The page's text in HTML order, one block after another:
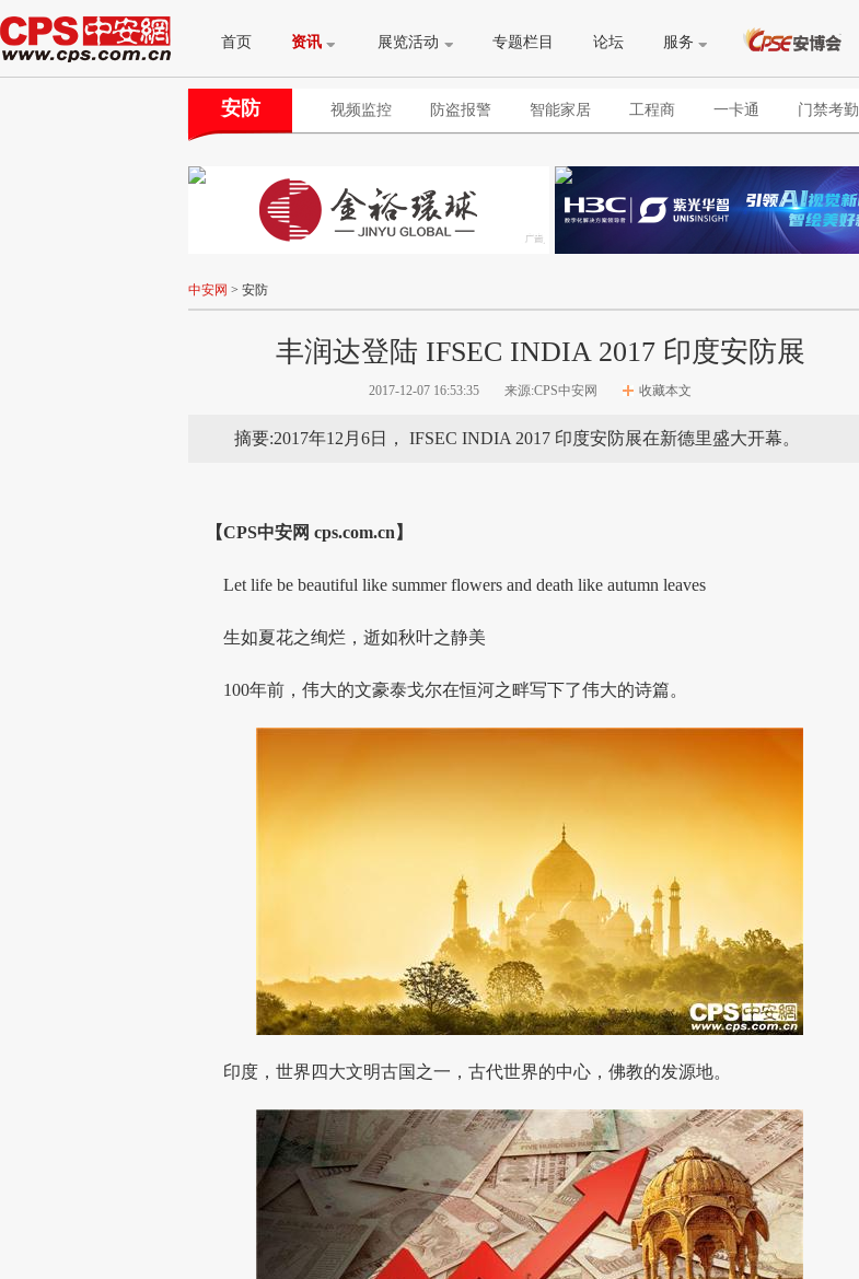
首页 资讯 展览活动 专题栏目 论坛 服务
安防 视频监控 防盗报警 智能家居 工程商 一卡通 门禁考勤
中安网 > 安防
丰润达登陆 IFSEC INDIA 2017 印度安防展
2017-12-07 16:53:35 来源:CPS中安网 收藏本文
摘要:2017年12月6日， IFSEC INDIA 2017 印度安防展在新德里盛大开幕。
【CPS中安网 cps.com.cn】
Let life be beautiful like summer flowers and death like autumn leaves
生如夏花之绚烂，逝如秋叶之静美
100年前，伟大的文豪泰戈尔在恒河之畔写下了伟大的诗篇。
印度，世界四大文明古国之一，古代世界的中心，佛教的发源地。